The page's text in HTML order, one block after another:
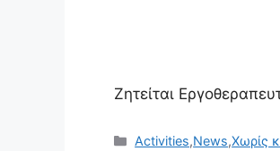
Ζητείται
Κατηγορίες
Activities,News,Χωρίς